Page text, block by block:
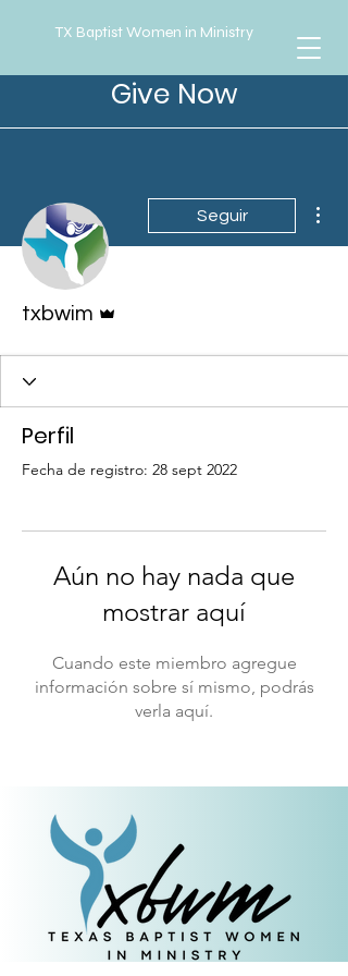
TX Baptist Women in Ministry
Give Now
Seguir
txbwim
Perfil
Fecha de registro: 28 sept 2022
Aún no hay nada que
mostrar aquí
Cuando este miembro agregue
información sobre sí mismo, podrás
verla aquí.